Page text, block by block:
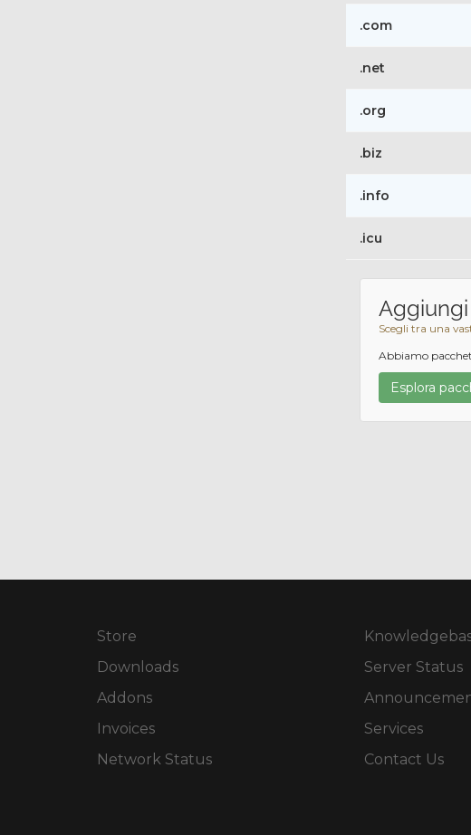
.com
.net
.org
.biz
.info
.icu
Scegli tra una
Abbiamo
Esplora
Store
Downloads
Addons
Invoices
Network Status
Server Status
Services
Contact Us